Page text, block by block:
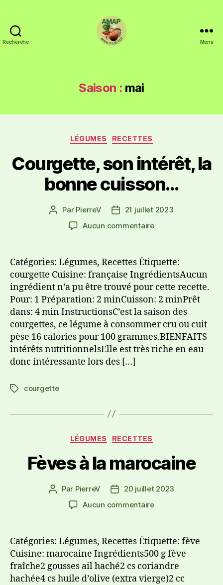
Recherche Menu
Saison : mai
LÉGUMES RECETTES
Courgette, son intérêt, la
bonne cuisson…
Par PierreV
21 juillet 2023
Aucun commentaire
Catégories: Légumes, Recettes Étiquette:
courgette Cuisine: française IngrédientsAucun
ingrédient n’a pu être trouvé pour cette recette.
Pour: 1 Préparation: 2 minCuisson: 2 minPrêt
dans: 4 min InstructionsC’est la saison des
courgettes, ce légume à consommer cru ou cuit
pèse 16 calories pour 100 grammes.BIENFAITS
intérêts nutritionnelsElle est très riche en eau
donc intéressante lors des […]
courgette
LÉGUMES RECETTES
Fèves à la marocaine
Par PierreV
20 juillet 2023
Aucun commentaire
Catégories: Légumes, Recettes Étiquette: fève
Cuisine: marocaine Ingrédients500 g fève
fraîche2 gousses ail haché2 cs coriandre
hachée4 cs huile d’olive (extra vierge)2 cc